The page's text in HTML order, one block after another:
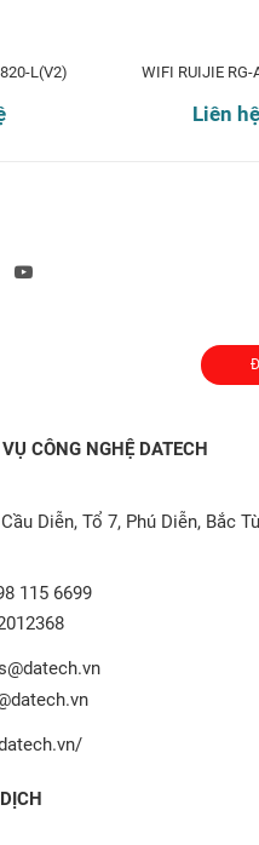
L(V2) WIFI RUIJIE RG-
Liên hệ
CÔNG NGHỆ DATECH
Diễn, Tổ 7, Phú Diễn, Bắc
115 6699